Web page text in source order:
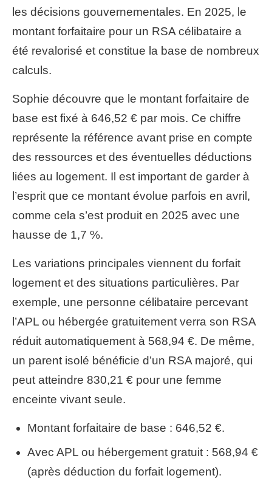
les décisions gouvernementales. En 2025, le
montant forfaitaire pour un RSA célibataire a
été revalorisé et constitue la base de nombreux
calculs.
Sophie découvre que le montant forfaitaire de
base est fixé à 646,52 € par mois. Ce chiffre
représente la référence avant prise en compte
des ressources et des éventuelles déductions
liées au logement. Il est important de garder à
l’esprit que ce montant évolue parfois en avril,
comme cela s’est produit en 2025 avec une
hausse de 1,7 %.
Les variations principales viennent du forfait
logement et des situations particulières. Par
exemple, une personne célibataire percevant
l’APL ou hébergée gratuitement verra son RSA
réduit automatiquement à 568,94 €. De même,
un parent isolé bénéficie d’un RSA majoré, qui
peut atteindre 830,21 € pour une femme
enceinte vivant seule.
Montant forfaitaire de base : 646,52 €.
Avec APL ou hébergement gratuit : 568,94 €
(après déduction du forfait logement).